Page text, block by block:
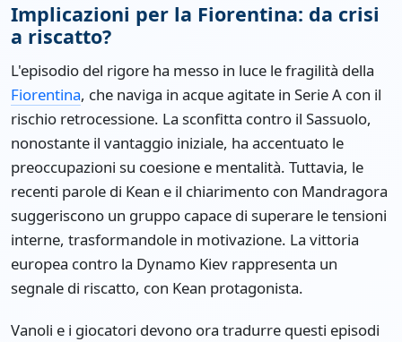
Implicazioni per la Fiorentina: da crisi
a riscatto?
L'episodio del rigore ha messo in luce le fragilità della
Fiorentina, che naviga in acque agitate in Serie A con il
rischio retrocessione. La sconfitta contro il Sassuolo,
nonostante il vantaggio iniziale, ha accentuato le
preoccupazioni su coesione e mentalità. Tuttavia, le
recenti parole di Kean e il chiarimento con Mandragora
suggeriscono un gruppo capace di superare le tensioni
interne, trasformandole in motivazione. La vittoria
europea contro la Dynamo Kiev rappresenta un
segnale di riscatto, con Kean protagonista.
Vanoli e i giocatori devono ora tradurre questi episodi